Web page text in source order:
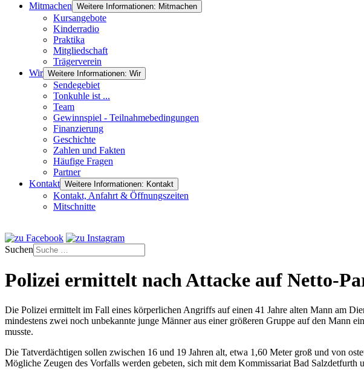
Mitmachen Weitere Informationen: Mitmachen
Kursangebote
Kinderradio
Praktika
Mitgliedschaft
Trägerverein
Wir Weitere Informationen: Wir
Sendegebiet
Tonkuhle ist ...
Team
Gewinnspiel - Teilnahmebedingungen
Finanzierung
Geschichte
Zahlen und Fakten
Häufige Fragen
Partner
Kontakt Weitere Informationen: Kontakt
Kontakt, Anfahrt & Öffnungszeiten
Mitschnitte
Suchen
Polizei ermittelt nach Attacke auf Netto-
Die Polizei ermittelt im Fall eines körperlichen Angriffs auf einen 41 Jahre alten Mann am
mindestens zwei noch unbekannte junge Männer aus einer größeren Gruppe auf den Mann
musste.
Die Tatverdächtigen sollen zwischen 16 und 19 Jahren alt, etwa 1,60 Meter groß und von
Mögliche Zeugen des Vorfalls werden gebeten, sich mit dem Kommissariat Bad Salzdetfurth